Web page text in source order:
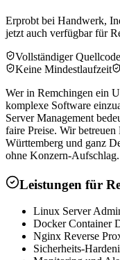
Erprobt bei Handwerk,
jetzt auch verfügbar für
Vollständiger
Keine Mindestlaufzeit
Wer in Remchingen ein
komplexe Software
Server Management
faire Preise. Wir
Württemberg und ganz
ohne Konzern-Aufschlag.
Leistungen für
Linux Server
Docker Container
Nginx Reverse
Sicherheits-